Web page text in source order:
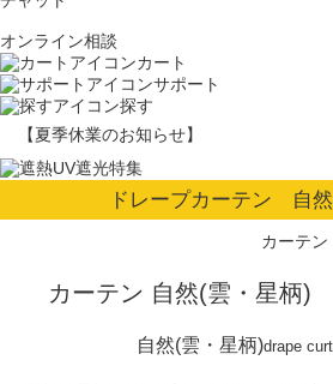
オンライン相談
カート
サポート
探す
【夏季休業のお知らせ】
ドレープカーテン 自
カーテン
カーテン 自然(雲・星柄)
自然(雲・星柄)drape